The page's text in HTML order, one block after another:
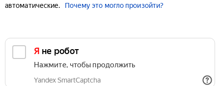
автоматические.
Почему это могло произойти?
Я не робот
Нажмите, чтобы продолжить
Yandex SmartCaptcha